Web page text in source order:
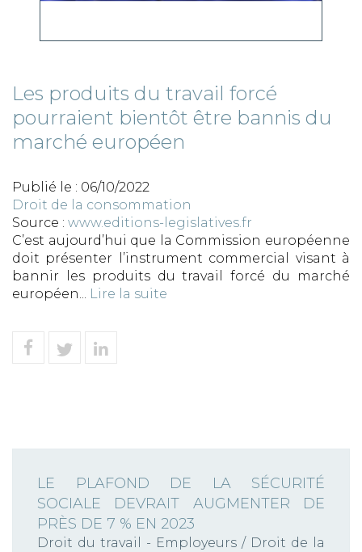
Les produits du travail forcé
pourraient bientôt être bannis du
marché européen
Publié le : 06/10/2022
Droit de la consommation
Source : www.editions-legislatives.fr
C’est aujourd’hui que la Commission européenne
doit présenter l’instrument commercial visant à
bannir les produits du travail forcé du marché
européen... Lire la suite
LE PLAFOND DE LA SÉCURITÉ
SOCIALE DEVRAIT AUGMENTER DE
PRÈS DE 7 % EN 2023
Droit du travail - Employeurs / Droit de la